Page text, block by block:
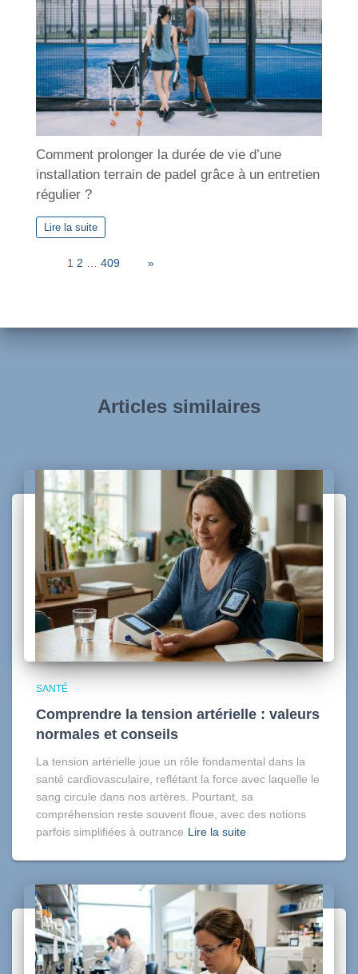
Comment prolonger la durée de vie d’une
installation terrain de padel grâce à un entretien
régulier ?
Lire la suite
1 2 409 »
Articles similaires
SANTÉ
Comprendre la tension artérielle : valeurs
normales et conseils
La tension artérielle joue un rôle fondamental dans la
santé cardiovasculaire, reflétant la force avec laquelle le
sang circule dans nos artères. Pourtant, sa
compréhension reste souvent floue, avec des notions
parfois simplifiées à outrance Lire la suite